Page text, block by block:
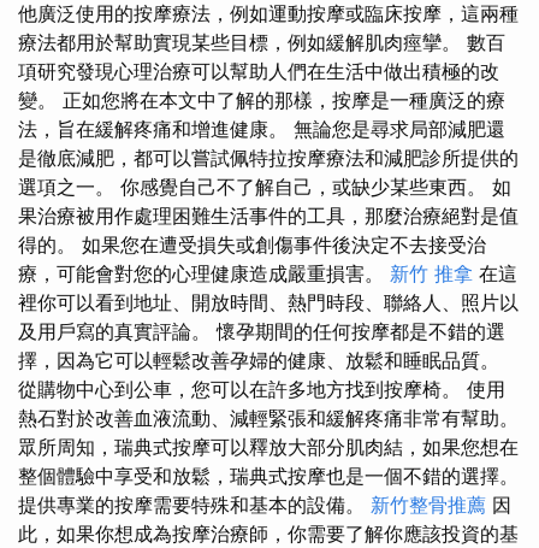
他廣泛使用的按摩療法，例如運動按摩或臨床按摩，這兩種
療法都用於幫助實現某些目標，例如緩解肌肉痙攣。 數百
項研究發現心理治療可以幫助人們在生活中做出積極的改
變。 正如您將在本文中了解的那樣，按摩是一種廣泛的療
法，旨在緩解疼痛和增進健康。 無論您是尋求局部減肥還
是徹底減肥，都可以嘗試佩特拉按摩療法和減肥診所提供的
選項之一。 你感覺自己不了解自己，或缺少某些東西。 如
果治療被用作處理困難生活事件的工具，那麼治療絕對是值
得的。 如果您在遭受損失或創傷事件後決定不去接受治
療，可能會對您的心理健康造成嚴重損害。 新竹 推拿 在這
裡你可以看到地址、開放時間、熱門時段、聯絡人、照片以
及用戶寫的真實評論。 懷孕期間的任何按摩都是不錯的選
擇，因為它可以輕鬆改善孕婦的健康、放鬆和睡眠品質。
從購物中心到公車，您可以在許多地方找到按摩椅。 使用
熱石對於改善血液流動、減輕緊張和緩解疼痛非常有幫助。
眾所周知，瑞典式按摩可以釋放大部分肌肉結，如果您想在
整個體驗中享受和放鬆，瑞典式按摩也是一個不錯的選擇。
提供專業的按摩需要特殊和基本的設備。 新竹整骨推薦 因
此，如果你想成為按摩治療師，你需要了解你應該投資的基